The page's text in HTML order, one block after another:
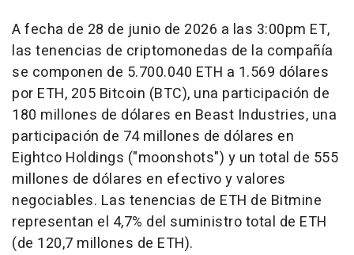
A fecha de 28 de junio de 2026 a las 3:00pm ET,
las tenencias de criptomonedas de la compañía
se componen de 5.700.040 ETH a 1.569 dólares
por ETH, 205 Bitcoin (BTC), una participación de
180 millones de dólares en Beast Industries, una
participación de 74 millones de dólares en
Eightco Holdings ("moonshots") y un total de 555
millones de dólares en efectivo y valores
negociables. Las tenencias de ETH de Bitmine
representan el 4,7% del suministro total de ETH
(de 120,7 millones de ETH).